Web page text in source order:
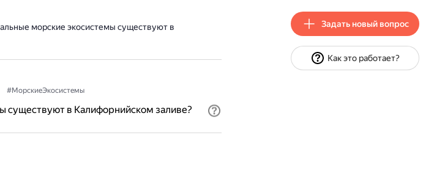
морские экосистемы существуют в
#МорскиеЭкосистемы
существуют в Калифорнийском заливе?
Задать новый вопрос
Как это работает?